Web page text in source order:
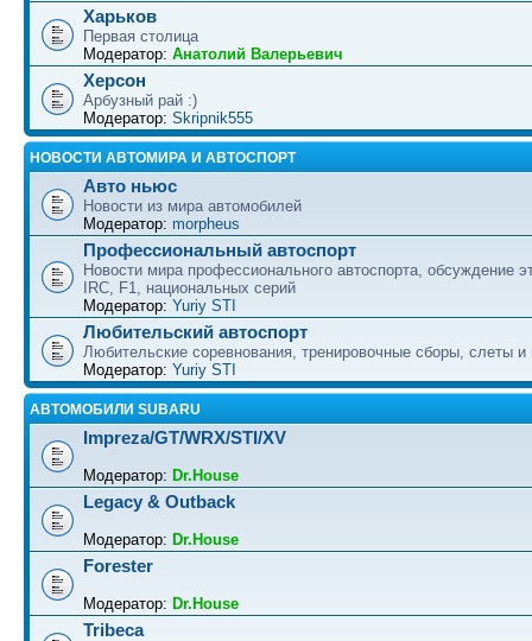
Харьков
Первая столица
Модератор: Анатолий Валерьевич
Херсон
Арбузный рай :)
Модератор: Skripnik555
НОВОСТИ АВТОМИРА И АВТОСПОРТ
Авто ньюс
Новости из мира автомобилей
Модератор: morpheus
Профессиональный автоспорт
Новости мира профессионального автоспорта, обсуждение
IRC, F1, национальных серий
Модератор: Yuriy STI
Любительский автоспорт
Любительские соревнования, тренировочные сборы, слеты и
Модератор: Yuriy STI
АВТОМОБИЛИ SUBARU
Impreza/GT/WRX/STI/XV
Модератор: Dr.House
Legacy & Outback
Модератор: Dr.House
Forester
Модератор: Dr.House
Tribeca